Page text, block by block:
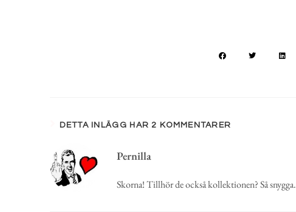
DETTA INLÄGG HAR 2 KOMMENTARER
Pernilla
Skorna! Tillhör de också kollektionen? Så snygga.